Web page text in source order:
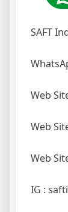
SAFT
Web
Web
Web
IG :